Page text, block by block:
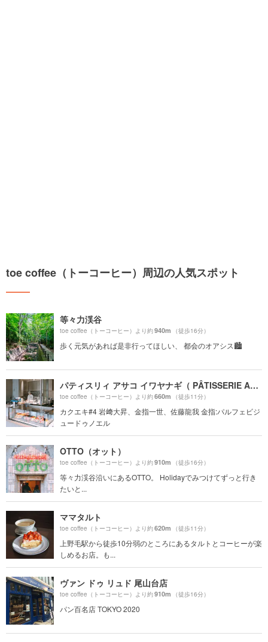
toe coffee（トーコーヒー）周辺の人気スポット
等々力渓谷
toe coffee（トーコーヒー）より約940m （徒歩16分）
歩く元気があれば是非行ってほしい、 都会のオアシス🏙️
パティスリィ アサコ イワヤナギ（ PÂTISSERIE ASAKO IWAYANAGI）
toe coffee（トーコーヒー）より約660m （徒歩11分）
カクエキ#4 岩﨑大昇、金指一世、佐藤龍我 金指:パルフェビジ
ュードゥノエル
OTTO（オット）
toe coffee（トーコーヒー）より約910m （徒歩16分）
等々力渓谷沿いにあるOTTO。 Holidayでみつけてずっと行き
たいと...
ママタルト
toe coffee（トーコーヒー）より約620m （徒歩11分）
上野毛駅から徒歩10分弱のところにあるタルトとコーヒーが楽
しめるお店。も...
ヴァン ドゥ リュド 尾山台店
toe coffee（トーコーヒー）より約910m （徒歩16分）
パン百名店 TOKYO 2020